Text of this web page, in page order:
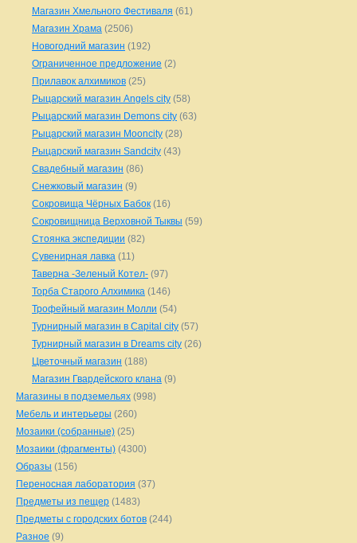
Магазин Хмельного Фестиваля (61)
Магазин Храма (2506)
Новогодний магазин (192)
Ограниченное предложение (2)
Прилавок алхимиков (25)
Рыцарский магазин Angels city (58)
Рыцарский магазин Demons city (63)
Рыцарский магазин Mooncity (28)
Рыцарский магазин Sandcity (43)
Свадебный магазин (86)
Снежковый магазин (9)
Сокровища Чёрных Бабок (16)
Сокровищница Верховной Тыквы (59)
Стоянка экспедиции (82)
Сувенирная лавка (11)
Таверна -Зеленый Котел- (97)
Торба Старого Алхимика (146)
Трофейный магазин Молли (54)
Турнирный магазин в Capital city (57)
Турнирный магазин в Dreams city (26)
Цветочный магазин (188)
Магазин Гвардейского клана (9)
Магазины в подземельях (998)
Мебель и интерьеры (260)
Мозаики (собранные) (25)
Мозаики (фрагменты) (4300)
Образы (156)
Переносная лаборатория (37)
Предметы из пещер (1483)
Предметы с городских ботов (244)
Разное (9)